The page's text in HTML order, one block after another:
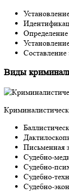
Составление
Виды
Письменная
Судебно-
Судебно-
Судебно-
Судебно-